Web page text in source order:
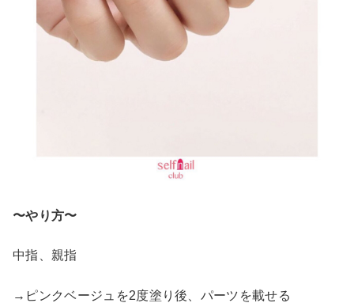
〜やり方〜
中指、親指
→ピンクベージュを2度塗り後、パーツを載せる